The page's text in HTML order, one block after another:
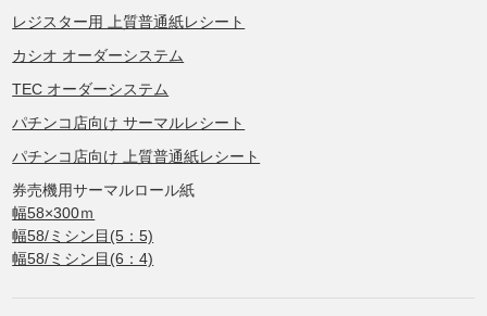
レジスター用 上質普通紙レシート
カシオ オーダーシステム
TEC オーダーシステム
パチンコ店向け サーマルレシート
パチンコ店向け 上質普通紙レシート
券売機用サーマルロール紙
幅58×300ｍ
幅58/ミシン目(5：5)
幅58/ミシン目(6：4)